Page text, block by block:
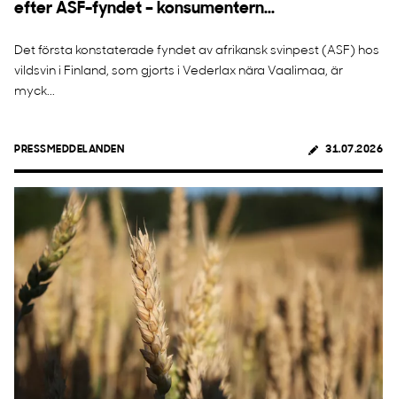
efter ASF-fyndet – konsumentern...
Det första konstaterade fyndet av afrikansk svinpest (ASF) hos
vildsvin i Finland, som gjorts i Vederlax nära Vaalimaa, är
myck...
PRESSMEDDELANDEN 31.07.2026